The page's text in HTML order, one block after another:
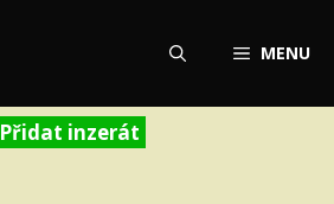
MENU
Přidat inzerát